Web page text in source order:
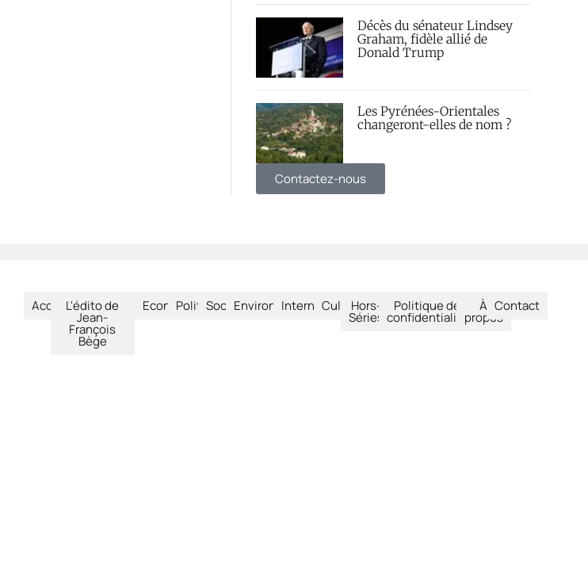
Décès du sénateur Lindsey
Graham, fidèle allié de
Donald Trump
Les Pyrénées-Orientales
changeront-elles de nom ?
Contactez-nous
AccueilL'édito de
Jean-
François
Bège
EconomiePolitiqueSociétéEnvironnementInternational
CultureHors-
Séries
Politique de
confidentialité
À
propos
Contact